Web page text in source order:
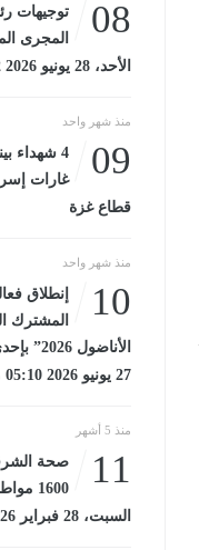
08
توجيهات
المجرى
الأحد، 28 يونيو 2026 01:52 مـ
منذ شهر واحد
09
غارات
قطاع غزة
منذ شهر واحد
10
إنطلاق
المشترك
27 يونيو 2026 05:10 مـ
منذ 5 أشهر
11
صحة
1600
السبت، 28 فبراير 2026 09:18 مـ